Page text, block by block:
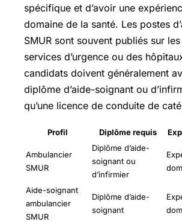
spécifique et d’avoir une
domaine de la santé. Les postes
SMUR sont souvent publiés sur
services d’urgence ou des
candidats doivent généralement
diplôme d’aide-soignant ou
qu’une licence de conduite de
Profil Diplôme requis
Ambulancier
SMUR
Diplôme d’aide-
soignant ou
d’infirmier
Aide-soignant
ambulancier
SMUR
Diplôme d’aide-
soignant